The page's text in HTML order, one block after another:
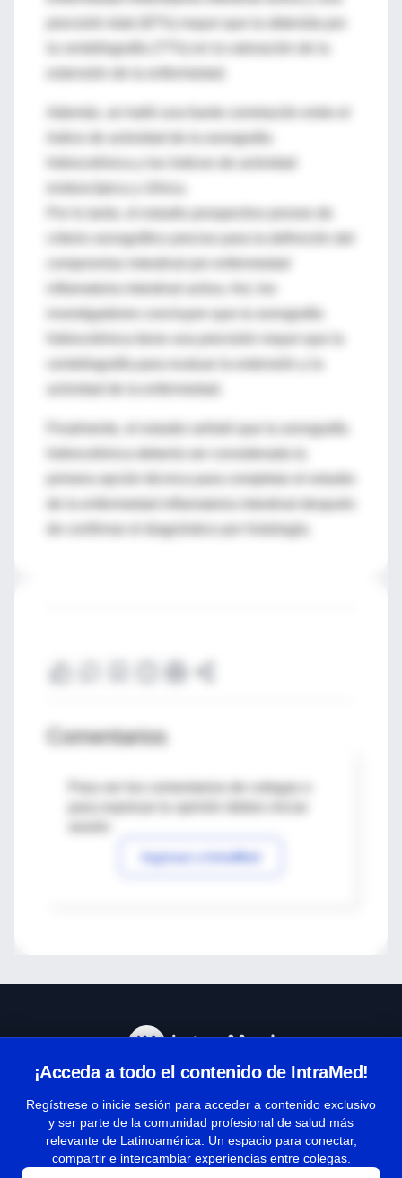
precisión total (87%) mayor que la obtenida por
la centellografía (77%) en la valoración de la
índice de actividad de la sonografia
criterio sonográfico preciso para la definición del
investigadores concluyen que la sonografía
hidrocolónica tiene una precisión mayor que la
centellografía para evaluar la extensión y la
Finalmente, el estudio señaló que la sonografía
de confirmar el diagnóstico por histología.
Comentarios
Para ver los comentarios de colegas o
Ingresar a IntraMed
¡Acceda a todo el contenido de IntraMed!
Regístrese o inicie sesión para acceder a contenido exclusivo
y ser parte de la comunidad profesional de salud más
relevante de Latinoamérica. Un espacio para conectar,
compartir e intercambiar experiencias entre colegas.
Términos y condiciones
| Políticas de privacidad